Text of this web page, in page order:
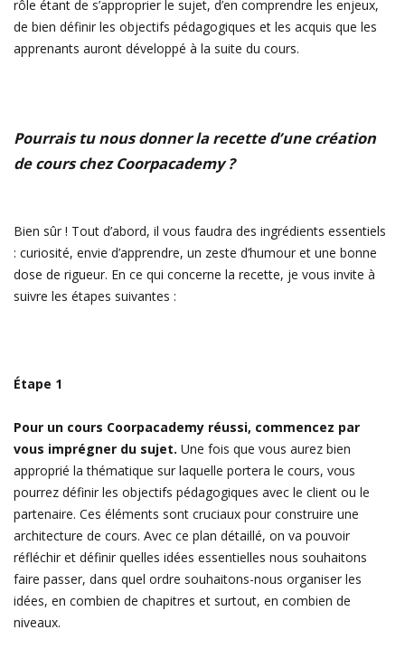
rôle étant de s’approprier le sujet, d’en comprendre les enjeux,
de bien définir les objectifs pédagogiques et les acquis que les
apprenants auront développé à la suite du cours.
Pourrais tu nous donner la recette d’une création
de cours chez Coorpacademy ?
Bien sûr ! Tout d’abord, il vous faudra des ingrédients essentiels
: curiosité, envie d’apprendre, un zeste d’humour et une bonne
dose de rigueur. En ce qui concerne la recette, je vous invite à
suivre les étapes suivantes :
Étape 1
Pour un cours Coorpacademy réussi, commencez par
vous imprégner du sujet. Une fois que vous aurez bien
approprié la thématique sur laquelle portera le cours, vous
pourrez définir les objectifs pédagogiques avec le client ou le
partenaire. Ces éléments sont cruciaux pour construire une
architecture de cours. Avec ce plan détaillé, on va pouvoir
réfléchir et définir quelles idées essentielles nous souhaitons
faire passer, dans quel ordre souhaitons-nous organiser les
idées, en combien de chapitres et surtout, en combien de
niveaux.